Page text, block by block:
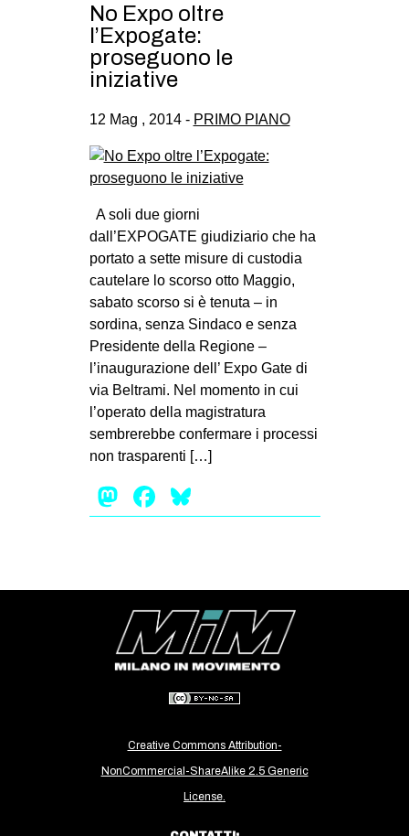
No Expo oltre
l’Expogate:
proseguono le
iniziative
12 Mag , 2014 - PRIMO PIANO
A soli due giorni
dall’EXPOGATE giudiziario che ha
portato a sette misure di custodia
cautelare lo scorso otto Maggio,
sabato scorso si è tenuta – in
sordina, senza Sindaco e senza
Presidente della Regione –
l’inaugurazione dell’ Expo Gate di
via Beltrami. Nel momento in cui
l’operato della magistratura
sembrerebbe confermare i processi
non trasparenti […]
Mastodon
Facebook
Creative Commons Attribution-
NonCommercial-ShareAlike 2.5 Generic
License.